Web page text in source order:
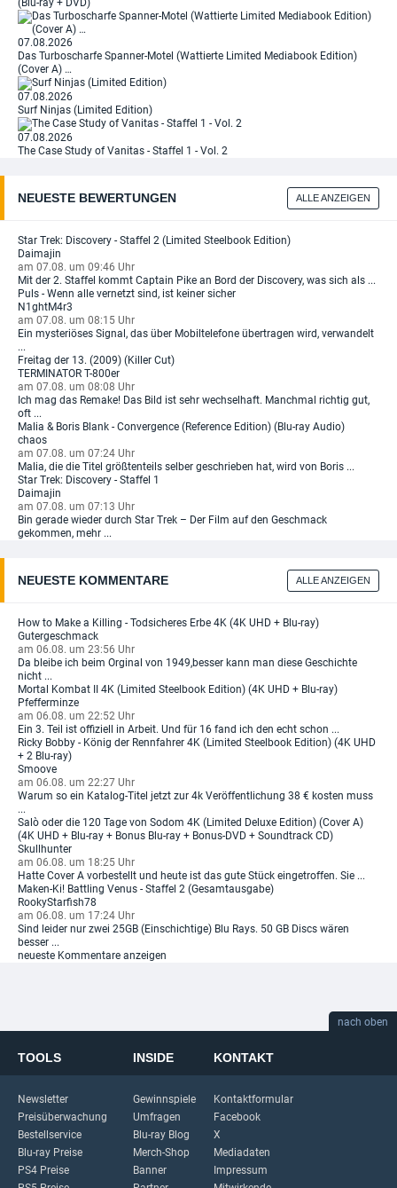
(Blu-ray + DVD)
07.08.2026
Das Turboscharfe Spanner-Motel (Wattierte Limited Mediabook Edition)
(Cover A) …
07.08.2026
Surf Ninjas (Limited Edition)
07.08.2026
The Case Study of Vanitas - Staffel 1 - Vol. 2
NEUESTE BEWERTUNGEN ALLE ANZEIGEN
Star Trek: Discovery - Staffel 2 (Limited Steelbook Edition)
Daimajin
am 07.08. um 09:46 Uhr
Mit der 2. Staffel kommt Captain Pike an Bord der Discovery, was sich als ...
Puls - Wenn alle vernetzt sind, ist keiner sicher
N1ghtM4r3
am 07.08. um 08:15 Uhr
Ein mysteriöses Signal, das über Mobiltelefone übertragen wird, verwandelt
...
Freitag der 13. (2009) (Killer Cut)
TERMINATOR T-800er
am 07.08. um 08:08 Uhr
Ich mag das Remake! Das Bild ist sehr wechselhaft. Manchmal richtig gut,
oft ...
Malia & Boris Blank - Convergence (Reference Edition) (Blu-ray Audio)
chaos
am 07.08. um 07:24 Uhr
Malia, die die Titel größtenteils selber geschrieben hat, wird von Boris ...
Star Trek: Discovery - Staffel 1
Daimajin
am 07.08. um 07:13 Uhr
Bin gerade wieder durch Star Trek – Der Film auf den Geschmack
gekommen, mehr ...
NEUESTE KOMMENTARE ALLE ANZEIGEN
How to Make a Killing - Todsicheres Erbe 4K (4K UHD + Blu-ray)
Gutergeschmack
am 06.08. um 23:56 Uhr
Da bleibe ich beim Orginal von 1949,besser kann man diese Geschichte
nicht ...
Mortal Kombat II 4K (Limited Steelbook Edition) (4K UHD + Blu-ray)
Pfefferminze
am 06.08. um 22:52 Uhr
Ein 3. Teil ist offiziell in Arbeit. Und für 16 fand ich den echt schon ...
Ricky Bobby - König der Rennfahrer 4K (Limited Steelbook Edition) (4K UHD
+ 2 Blu-ray)
Smoove
am 06.08. um 22:27 Uhr
Warum so ein Katalog-Titel jetzt zur 4k Veröffentlichung 38 € kosten muss
...
Salò oder die 120 Tage von Sodom 4K (Limited Deluxe Edition) (Cover A)
(4K UHD + Blu-ray + Bonus Blu-ray + Bonus-DVD + Soundtrack CD)
Skullhunter
am 06.08. um 18:25 Uhr
Hatte Cover A vorbestellt und heute ist das gute Stück eingetroffen. Sie ...
Maken-Ki! Battling Venus - Staffel 2 (Gesamtausgabe)
RookyStarfish78
am 06.08. um 17:24 Uhr
Sind leider nur zwei 25GB (Einschichtige) Blu Rays. 50 GB Discs wären
besser ...
neueste Kommentare anzeigen
nach oben
TOOLS
Newsletter
Preisüberwachung
Bestellservice
Blu-ray Preise
PS4 Preise
INSIDE
Gewinnspiele
Umfragen
Blu-ray Blog
Merch-Shop
Banner
KONTAKT
Kontaktformular
Facebook
X
Mediadaten
Impressum